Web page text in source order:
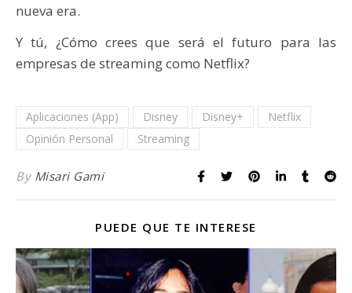
nueva era.
Y tú, ¿Cómo crees que será el futuro para las
empresas de streaming como Netflix?
Aplicaciones (App) Disney Disney+
Netflix
Opinión Personal
Streaming
By Misari Gami
PUEDE QUE TE INTERESE